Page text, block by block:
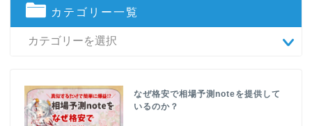
カテゴリー一覧
なぜ格安で相場予測noteを提供して
いるのか？